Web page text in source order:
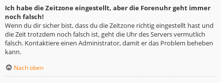
Ich habe die Zeitzone eingestellt, aber die Forenuhr geht immer
noch falsch!
Wenn du dir sicher bist, dass du die Zeitzone richtig eingestellt hast und
die Zeit trotzdem noch falsch ist, geht die Uhr des Servers vermutlich
falsch. Kontaktiere einen Administrator, damit er das Problem beheben
kann.
Nach oben